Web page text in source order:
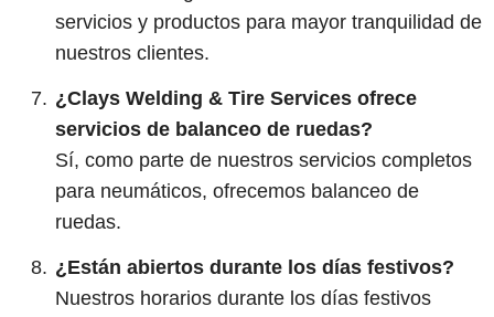
servicios y productos para mayor tranquilidad de
nuestros clientes.
¿Clays Welding & Tire Services ofrece
servicios de balanceo de ruedas?
Sí, como parte de nuestros servicios completos
para neumáticos, ofrecemos balanceo de
ruedas.
¿Están abiertos durante los días festivos?
Nuestros horarios durante los días festivos